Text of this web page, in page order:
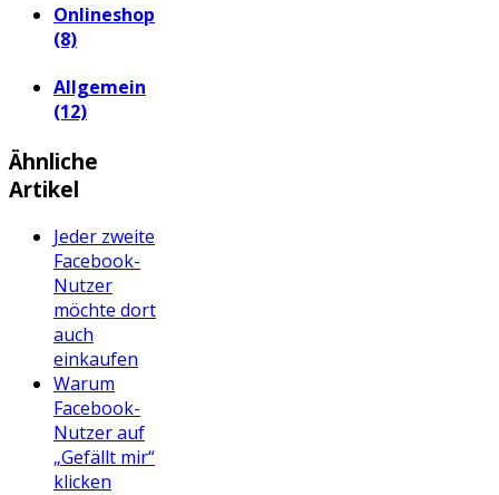
Onlineshop
(8)
Allgemein
(12)
Ähnliche
Artikel
Jeder zweite
Facebook-
Nutzer
möchte dort
auch
einkaufen
Warum
Facebook-
Nutzer auf
„Gefällt mir“
klicken